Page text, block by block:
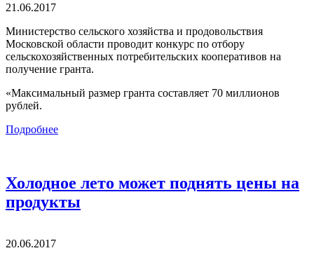
21.06.2017
Министерство сельского хозяйства и продовольствия
Московской области проводит конкурс по отбору
сельскохозяйственных потребительских кооперативов на
получение гранта.
«Максимальный размер гранта составляет 70 миллионов
рублей.
Подробнее
Холодное лето может поднять цены на
продукты
20.06.2017